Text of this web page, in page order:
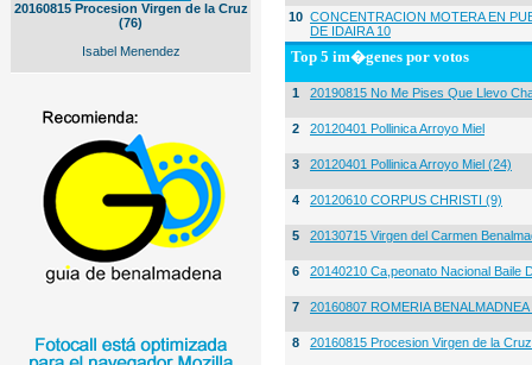
20160815 Procesion Virgen de la Cruz
(76)
Isabel Menendez
10 CONCENTRACION MOTERA EN
DE IDAIRA 10
Top 5 im�genes por votos
1 20190815 No Me Pises Que Llevo
2 20120401 Pollinica Arroyo Miel
3 20120401 Pollinica Arroyo Miel (24)
4 20120610 CORPUS CHRISTI (9)
5 20130715 Virgen del Carmen
6 20140210 Ca,peonato Nacional Baile
7 20160807 ROMERIA
8 20160815 Procesion Virgen de la